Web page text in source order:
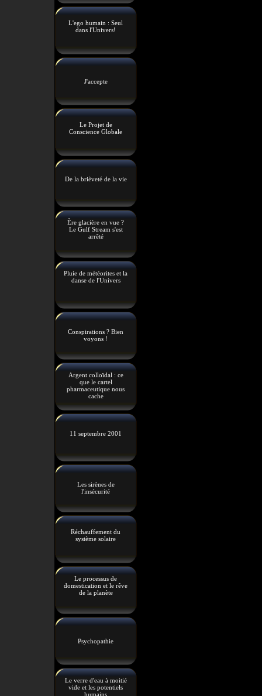
L'ego humain : Seul
dans l'Univers!
J'accepte
Le Projet de
Conscience Globale
De la brièveté de la vie
Ère glacière en vue ?
Le Gulf Stream s'est
arrêté
Pluie de météorites et la
danse de l'Univers
Conspirations ? Bien
voyons !
Argent colloïdal : ce
que le cartel
pharmaceutique nous
cache
11 septembre 2001
Les sirènes de
l'insécurité
Réchauffement du
système solaire
Le processus de
domestication et le rêve
de la planète
Psychopathie
Le verre d'eau à moitié
vide et les potentiels
humains